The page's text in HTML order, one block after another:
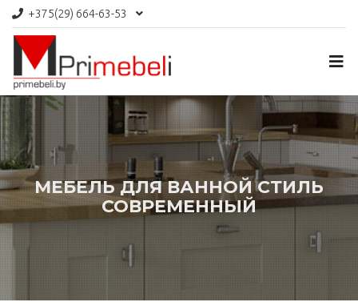
+375(29) 664-63-53
МЕБЕЛЬ ДЛЯ ВАННОЙ СТИЛЬ
СОВРЕМЕННЫЙ